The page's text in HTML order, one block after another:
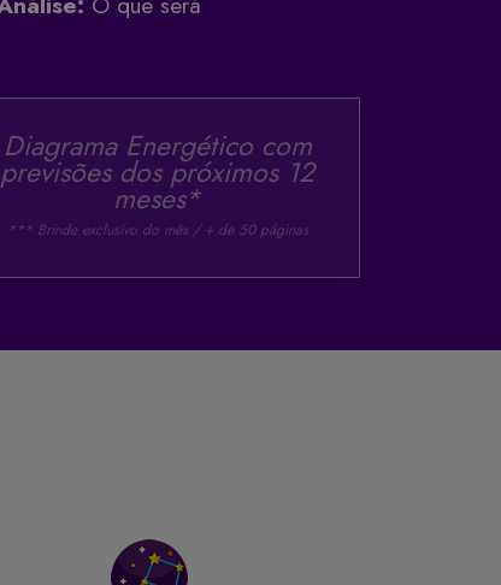
Diagrama Energético com
previsões dos próximos 12
meses*
*** Brinde exclusivo do mês / + de 50 páginas